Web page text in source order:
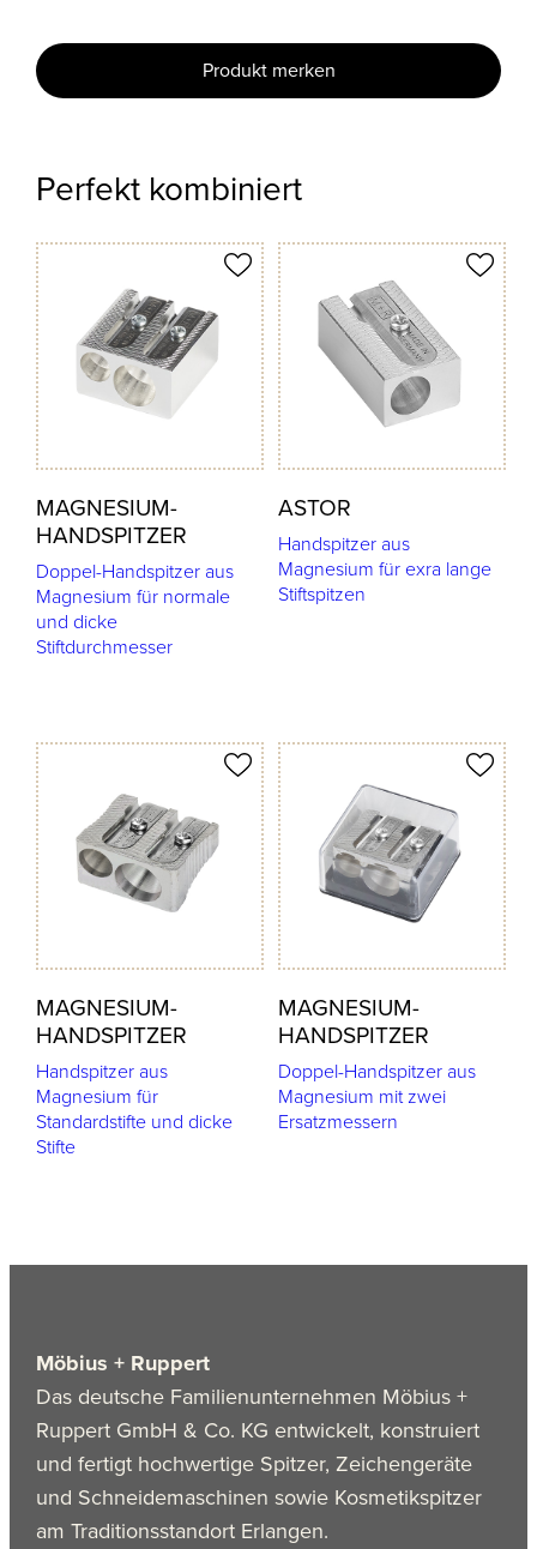
Produkt merken
Perfekt kombiniert
MAGNESIUM-
HANDSPITZER
Doppel-Handspitzer aus
Magnesium für normale
und dicke
Stiftdurchmesser
merken
ASTOR
Handspitzer aus
Magnesium für exra lange
Stiftspitzen
Produkt merken
MAGNESIUM-
HANDSPITZER
Handspitzer aus
Magnesium für
Standardstifte und dicke
Stifte
merken
MAGNESIUM-
HANDSPITZER
Doppel-Handspitzer aus
Magnesium mit zwei
Ersatzmessern
Produkt merken
Möbius + Ruppert
Das deutsche Familienunternehmen Möbius +
Ruppert GmbH & Co. KG entwickelt, konstruiert
und fertigt hochwertige Spitzer, Zeichengeräte
und Schneidemaschinen sowie Kosmetikspitzer
am Traditionsstandort Erlangen.